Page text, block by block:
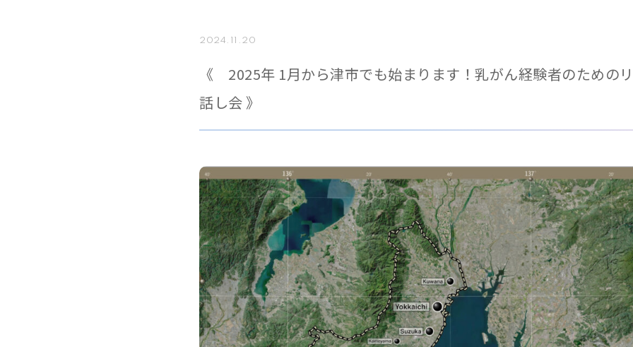
2024.11.20
《 2025年 1月から津市でも始まります！乳がん経験者のための
話し会 》